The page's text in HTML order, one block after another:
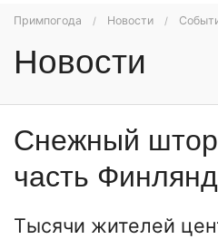
Примпогода Новости
Новости
Снежный
часть
Тысячи жителей